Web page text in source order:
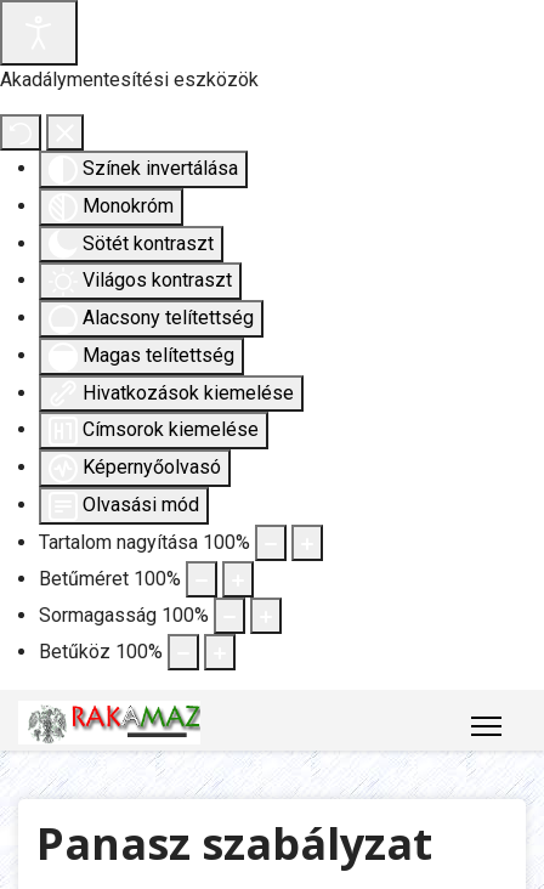
Akadálymentesítési eszközök
Színek invertálása
Monokróm
Sötét kontraszt
Világos kontraszt
Alacsony telítettség
Magas telítettség
Hivatkozások kiemelése
Címsorok kiemelése
Képernyőolvasó
Olvasási mód
Tartalom nagyítása 100%
Betűméret 100%
Sormagasság 100%
Betűköz 100%
Panasz szabályzat